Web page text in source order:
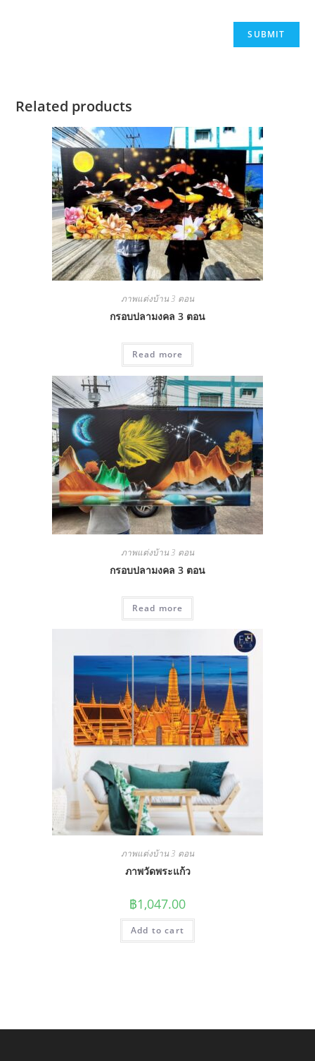
Related products
ภาพแต่งบ้าน 3 ตอน
กรอบปลามงคล 3 ตอน
Read more
ภาพแต่งบ้าน 3 ตอน
กรอบปลามงคล 3 ตอน
Read more
ภาพแต่งบ้าน 3 ตอน
ภาพวัดพระแก้ว
฿1,047.00
Add to cart